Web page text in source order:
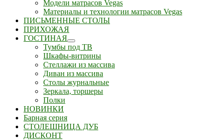
Модели матрасов Vegas
Материалы и технологии матрасов Vegas
ПИСЬМЕННЫЕ СТОЛЫ
ПРИХОЖАЯ
ГОСТИНАЯ
Тумбы под ТВ
Шкафы-витрины
Стеллажи из массива
Диван из массива
Столы журнальные
Зеркала, торшеры
Полки
НОВИНКИ
Барная серия
СТОЛЕШНИЦА ДУБ
ДИСКОНТ